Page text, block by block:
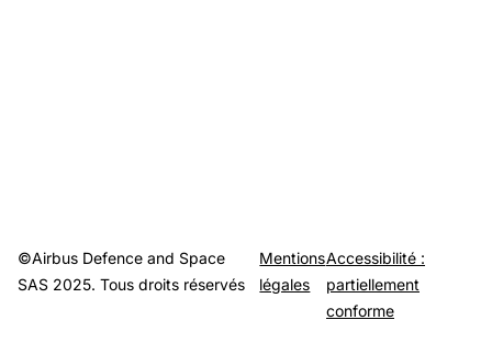
©Airbus Defence and Space
SAS 2025. Tous droits réservés
Mentions
légales
Accessibilité :
partiellement
conforme